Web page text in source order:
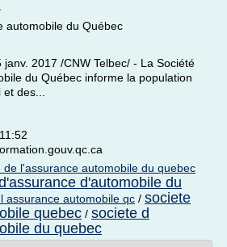
automobile du Québec
janv. 2017 /CNW Telbec/ - La Société
du Québec informe la population
des...
de l'assurance automobile du quebec
d'automobile du
assurance automobile qc / societe
quebec / societe d
du quebec